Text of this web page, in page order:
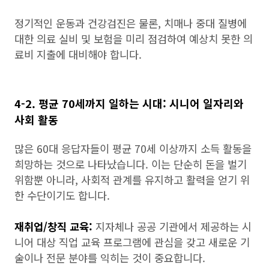
정기적인 운동과 건강검진은 물론, 치매나 중대 질병에
대한 의료 실비 및 보험을 미리 점검하여 예상치 못한 의
료비 지출에 대비해야 합니다.
4-2. 평균 70세까지 일하는 시대: 시니어 일자리와
사회 활동
많은 60대 응답자들이 평균 70세 이상까지 소득 활동을
희망하는 것으로 나타났습니다. 이는 단순히 돈을 벌기
위함뿐 아니라, 사회적 관계를 유지하고 활력을 얻기 위
한 수단이기도 합니다.
재취업/창직 교육: 지자체나 공공 기관에서 제공하는 시
니어 대상 직업 교육 프로그램에 관심을 갖고 새로운 기
술이나 전문 분야를 익히는 것이 중요합니다.